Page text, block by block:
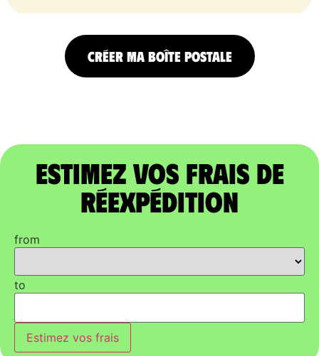
CRÉER MA BOÎTE POSTALE
Estimez vos frais de
réexpédition
from
to
Estimez vos frais